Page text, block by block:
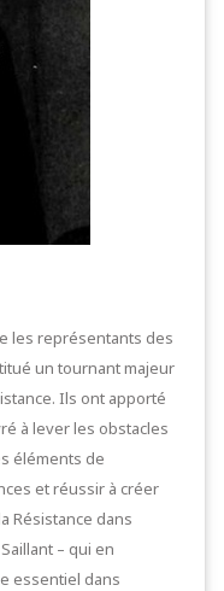
les représentants des
un tournant majeur
Ils ont apporté
à lever les obstacles
éléments de
et réussir à créer
Résistance dans
– qui en
essentiel dans